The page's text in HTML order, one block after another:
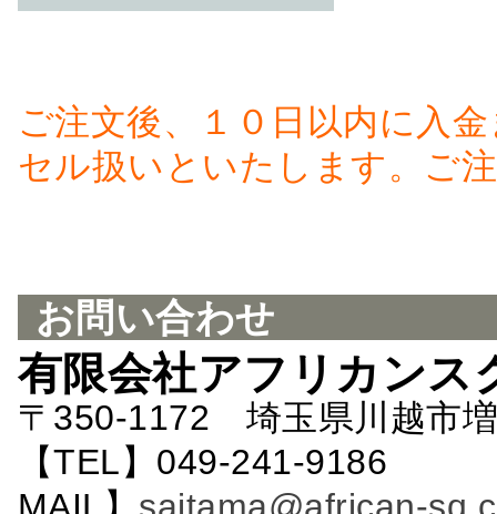
ご注文後、１０日以内に入
セル扱いといたします。ご
お問い合わせ
有限会社アフリカンス
〒350-1172 埼玉県川越市
【TEL】049-241-